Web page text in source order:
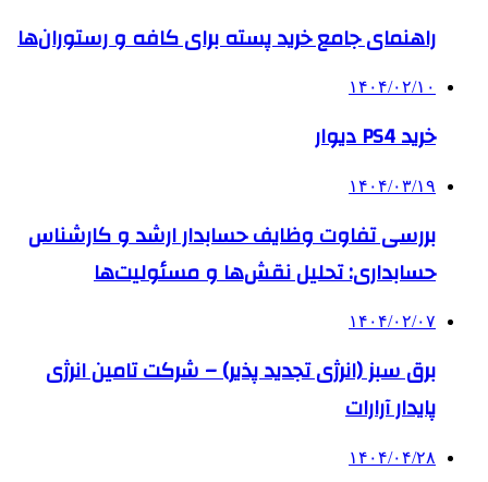
راهنمای جامع خرید پسته برای کافه و رستوران‌ها
۱۴۰۴/۰۲/۱۰
خرید PS4 دیوار
۱۴۰۴/۰۳/۱۹
بررسی تفاوت وظایف حسابدار ارشد و کارشناس
حسابداری: تحلیل نقش‌ها و مسئولیت‌ها
۱۴۰۴/۰۲/۰۷
برق سبز (انرژی تجدید پذیر) – شرکت تامین انرژی
پایدار آرارات
۱۴۰۴/۰۴/۲۸